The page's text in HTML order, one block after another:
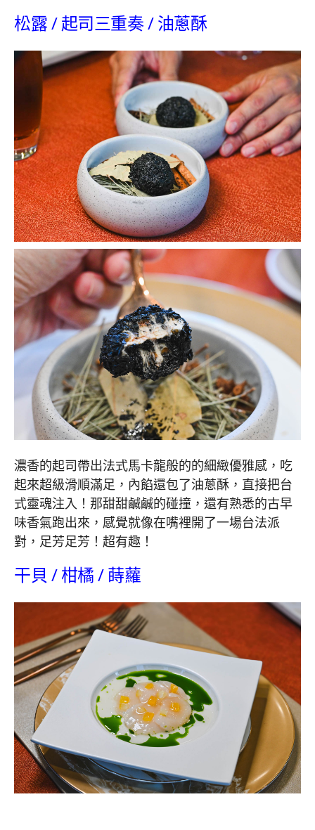
松露 / 起司三重奏 / 油蔥酥
濃香的起司帶出法式馬卡龍般的的細緻優雅感，吃
起來超級滑順滿足，內餡還包了油蔥酥，直接把台
式靈魂注入！那甜甜鹹鹹的碰撞，還有熟悉的古早
味香氣跑出來，感覺就像在嘴裡開了一場台法派
對，足芳足芳！超有趣！
干貝 / 柑橘 / 蒔蘿